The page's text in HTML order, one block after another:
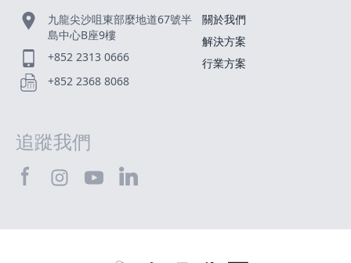
九龍尖沙咀東部麼地道67號半
島中心B座9樓
+852 2313 0666
+852 2368 8068
關於我們
解決方案
行業方案
追蹤我們